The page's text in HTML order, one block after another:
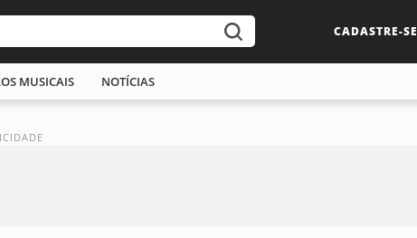
CADASTRE-SE
MUSICAIS NOTÍCIAS